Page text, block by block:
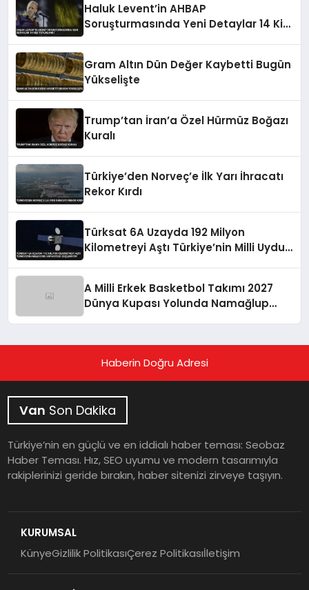
Haluk Levent’in AHBAP
Soruşturmasında Yeni Detaylar 14 Kişi
Gram Altın Dün Değer Kaybetti Bugün
Yükselişte
Trump’tan İran’a Özel Hürmüz Boğazı
Kuralı
Türkiye’den Norveç’e İlk Yarı İhracatı
Rekor Kırdı
Türksat 6A Uzayda 192 Milyon
Kilometreyi Aştı Türkiye’nin Milli Uydu
A Milli Erkek Basketbol Takımı 2027
Dünya Kupası Yolunda Namağlup
Haberin Doğru Adresi
Van Son Dakika
Türkiye’nin en güçlü ve en iddialı haber teması: Seobaz
Haber Teması. Hız, SEO uyumu ve modern tasarımıyla
rakiplerinizi geride bırakın, haber sitenizi zirveye taşıyın.
KURUMSAL
KünyeGizlilik PolitikasıÇerez Politikasıİletişim